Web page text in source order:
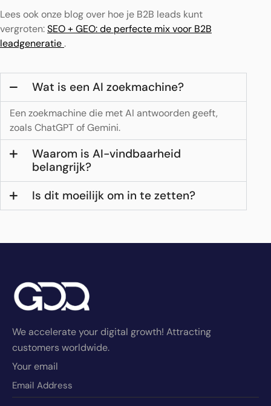
Lees ook onze blog over hoe je B2B leads kunt
vergroten:SEO + GEO: de perfecte mix voor B2B
leadgeneratie.
Wat is een AI zoekmachine?
Een zoekmachine die met AI antwoorden geeft,
zoals ChatGPT of Gemini.
Waarom is AI-vindbaarheid
belangrijk?
Is dit moeilijk om in te zetten?
We accelerate your digital growth! Attracting
customers worldwide.
Your email